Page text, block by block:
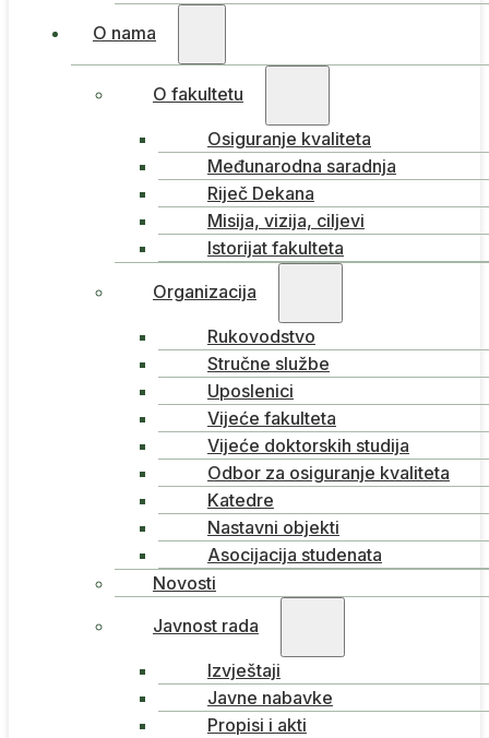
O nama
O fakultetu
Osiguranje kvaliteta
Međunarodna saradnja
Riječ Dekana
Misija, vizija, ciljevi
Istorijat fakulteta
Organizacija
Rukovodstvo
Stručne službe
Uposlenici
Vijeće fakulteta
Vijeće doktorskih studija
Odbor za osiguranje kvaliteta
Katedre
Nastavni objekti
Asocijacija studenata
Novosti
Javnost rada
Izvještaji
Javne nabavke
Propisi i akti